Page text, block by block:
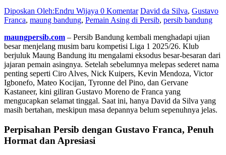
Diposkan Oleh:Endru Wijaya 0 Komentar David da Silva, Gustavo
Franca, maung bandung, Pemain Asing di Persib, persib bandung
maungpersib.com – Persib Bandung kembali menghadapi ujian
besar menjelang musim baru kompetisi Liga 1 2025/26. Klub
berjuluk Maung Bandung itu mengalami eksodus besar-besaran dari
jajaran pemain asingnya. Setelah sebelumnya melepas sederet nama
penting seperti Ciro Alves, Nick Kuipers, Kevin Mendoza, Victor
Igbonefo, Mateo Kocijan, Tyronne del Pino, dan Gervane
Kastaneer, kini giliran Gustavo Moreno de Franca yang
mengucapkan selamat tinggal. Saat ini, hanya David da Silva yang
masih bertahan, meskipun masa depannya belum sepenuhnya jelas.
Perpisahan Persib dengan Gustavo Franca, Penuh
Hormat dan Apresiasi